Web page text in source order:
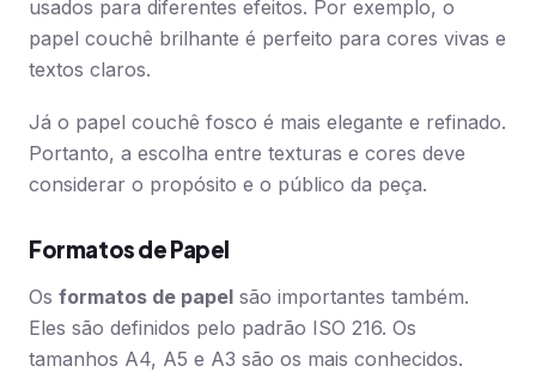
usados para diferentes efeitos. Por exemplo, o
papel couchê brilhante é perfeito para cores vivas e
textos claros.
Já o papel couchê fosco é mais elegante e refinado.
Portanto, a escolha entre texturas e cores deve
considerar o propósito e o público da peça.
Formatos de Papel
Os formatos de papel são importantes também.
Eles são definidos pelo padrão ISO 216. Os
tamanhos A4, A5 e A3 são os mais conhecidos.